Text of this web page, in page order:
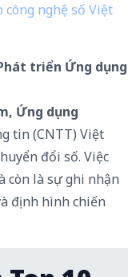
công nghệ số Việt
triển Ứng dụng
Ứng dụng
tin (CNTT) Việt
đổi số. Việc
còn là sự ghi nhận
định hình chiến